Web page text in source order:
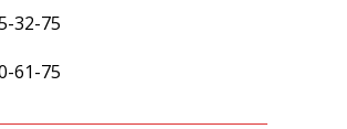
32-75
61-75